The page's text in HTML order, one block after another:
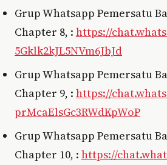
Grup Whatsapp Pemersatu
Chapter 8, : https://
5Gklk2kJL5NVm6JbJd
Grup Whatsapp Pemersatu
Chapter 9, : https://
prMcaElsGc3RWdKpWoP
Grup Whatsapp Pemersatu
Chapter 10, : https://